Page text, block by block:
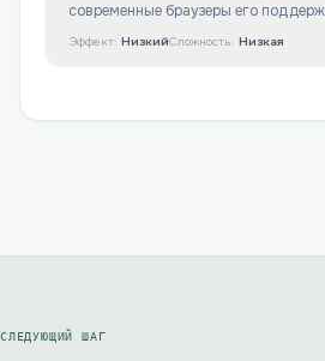
современные браузеры его
Эффект: НизкийСложность: Низкая
СЛЕДУЮЩИЙ ШАГ